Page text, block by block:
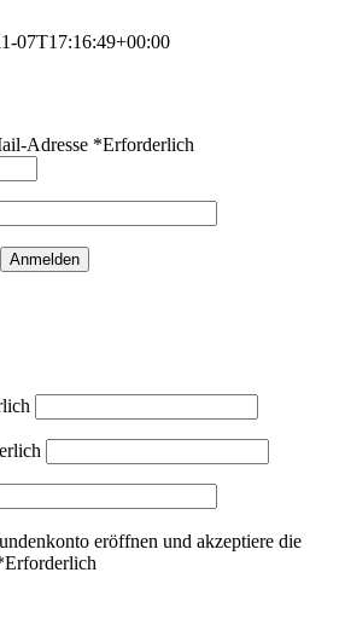
07T17:16:49+00:00
Adresse *Erforderlich
Anmelden
eröffnen und akzeptiere die
Erforderlich